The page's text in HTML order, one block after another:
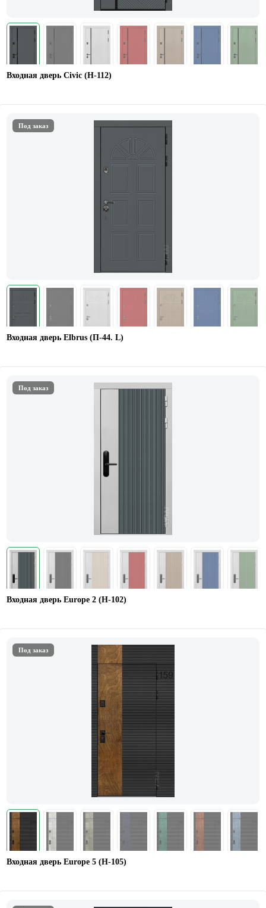
Входная дверь Civic (Н-112)
Под заказ
Входная дверь Elbrus (П-44. L)
Под заказ
Входная дверь Europe 2 (Н-102)
Под заказ
Входная дверь Europe 5 (H-105)